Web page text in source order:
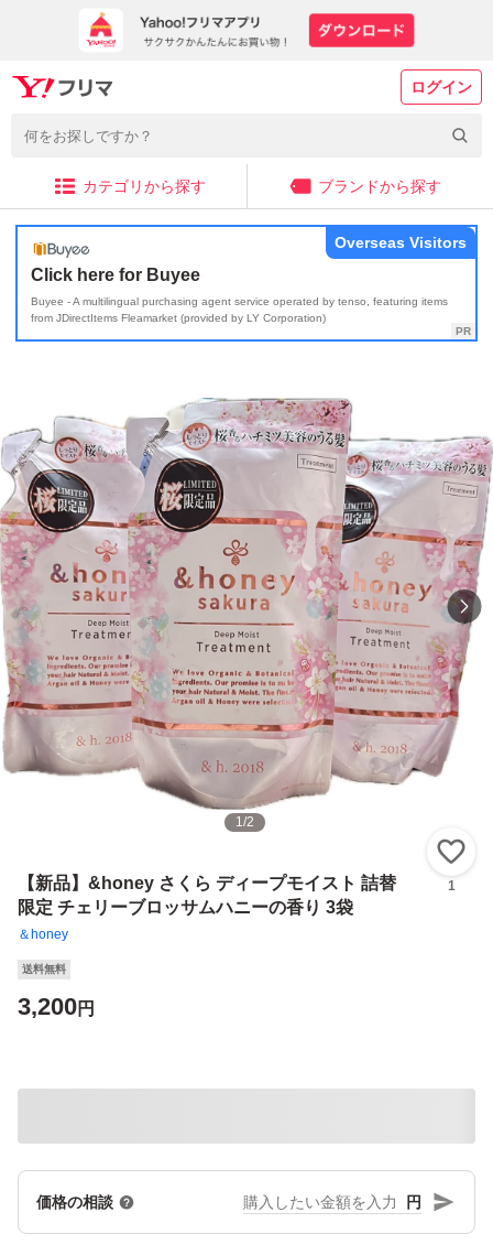
ログイン
カテゴリから探す ブランドから探す
Click here for Buyee
Buyee - A multilingual purchasing agent service operated by tenso, featuring items
from JDirectItems Fleamarket (provided by LY Corporation)
Overseas Visitors
1/2
【新品】&honey さくら ディープモイスト 詰替
限定 チェリーブロッサムハニーの香り 3袋
＆honey
1
送料無料
3,200円
価格の相談 円